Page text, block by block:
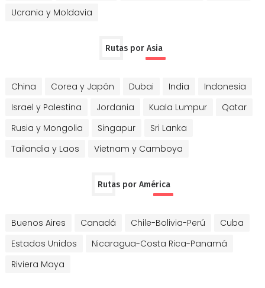
Ucrania y Moldavia
Rutas por Asia
China Corea y Japón Dubai India
Indonesia
Israel y Palestina
Jordania Kuala Lumpur
Qatar
Rusia y Mongolia
Singapur
Sri Lanka
Tailandia y Laos
Vietnam y Camboya
Rutas por América
Buenos Aires Canadá Chile-Bolivia-Perú
Cuba
Estados Unidos
Nicaragua-Costa Rica-Panamá
Riviera Maya